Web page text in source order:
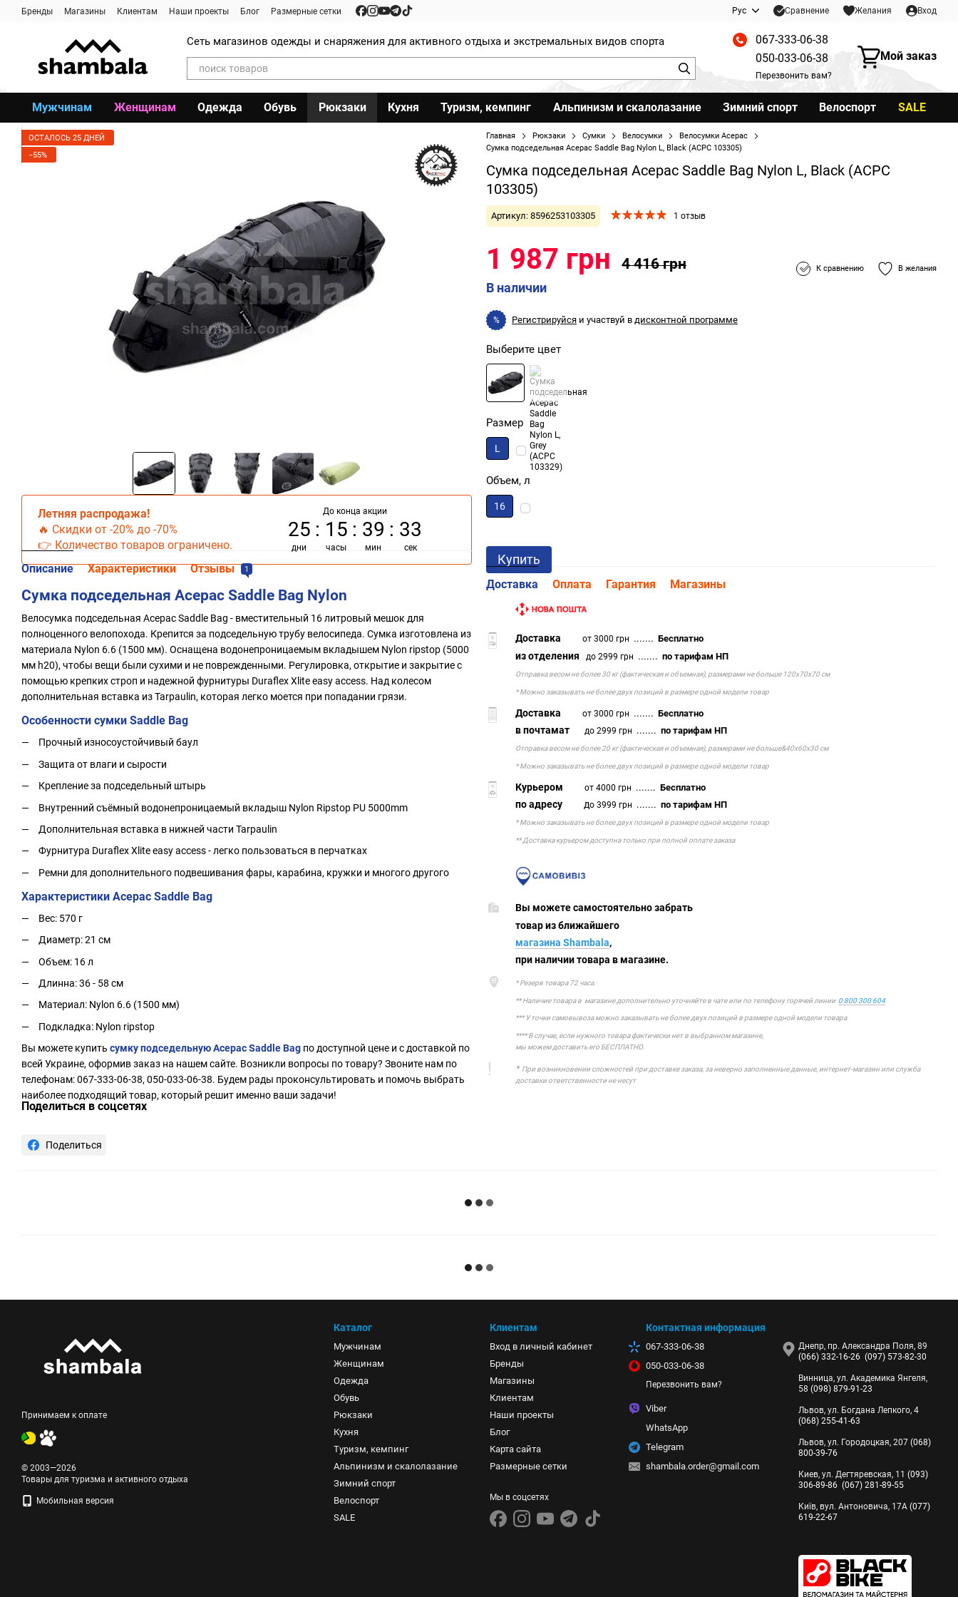
Перейти к основному контенту
Бренды Магазины Клиентам Наши проекты Блог Размерные сетки Рус Сравнение Желания Вход
Сеть магазинов одежды и снаряжения для активного отдыха и экстремальных видов спорта
067-333-06-38
050-033-06-38
Перезвонить вам?
Мой заказ
Мужчинам Женщинам Одежда Обувь Рюкзаки Кухня Туризм, кемпинг Альпинизм и скалолазание Зимний спорт Велоспорт SALE
ОСТАЛОСЬ 25 ДНЕЙ
−55%
Летняя распродажа!
🔥 Скидки от -20% до -70%
👉 Количество товаров ограничено.
До конца акции
25
дни
15
часы
39
мин
32
сек
Описание Характеристики Отзывы 1
Сумка подседельная Acepac Saddle Bag Nylon
Велосумка подседельная Acepac Saddle Bag - вместительный 16 литровый мешок для
полноценного велопохода. Крепится за подседельную трубу велосипеда. Сумка изготовлена из
материала Nylon 6.6 (1500 мм). Оснащена водонепроницаемым вкладышем Nylon ripstop (5000
мм h20), чтобы вещи были сухими и не поврежденными. Регулировка, открытие и закрытие с
помощью крепких строп и надежной фурнитуры Duraflex Xlite easy access. Над колесом
дополнительная вставка из Tarpaulin, которая легко моется при попадании грязи.
Особенности сумки Saddle Bag
Прочный износоустойчивый баул
Защита от влаги и сырости
Крепление за подседельный штырь
Внутренний съёмный водонепроницаемый вкладыш Nylon Ripstop PU 5000mm
Дополнительная вставка в нижней части Tarpaulin
Фурнитура Duraflex Xlite easy access - легко пользоваться в перчатках
Ремни для дополнительного подвешивания фары, карабина, кружки и многого другого
Характеристики Acepac Saddle Bag
Вес: 570 г
Диаметр: 21 см
Объем: 16 л
Длинна: 36 - 58 см
Материал: Nylon 6.6 (1500 мм)
Подкладка: Nylon ripstop
Вы можете купить сумку подседельную Acepac Saddle Bag по доступной цене и с доставкой по
всей Украине, оформив заказ на нашем сайте. Возникли вопросы по товару? Звоните нам по
телефонам: 067-333-06-38, 050-033-06-38. Будем рады проконсультировать и помочь выбрать
наиболее подходящий товар, который решит именно ваши задачи!
Поделиться в соцсетях
Поделиться
Главная Рюкзаки Сумки Велосумки
Велосумки Acepac
Сумка подседельная Acepac Saddle Bag Nylon L, Black (ACPC 103305)
Сумка подседельная Acepac Saddle Bag Nylon L, Black (ACPC
103305)
Артикул: 8596253103305 1 отзыв
1 987 грн 4 416 грн
В наличии
К сравнению В желания
% Регистрируйся и участвуй в дисконтной программе
Выберите цвет
Размер
L
Объем, л
16
Купить
Доставка Оплата Гарантия Магазины
Доставка от 3000 грн .......Бесплатно
из отделения до 2999 грн .......по тарифам НП
Отправка весом не более 30 кг (фактическая и объемная), размерами не больше 120х70х70 см
* Можно заказывать не более двух позиций в размере одной модели товар
Доставка от 3000 грн .......Бесплатно
в почтамат до 2999 грн .......по тарифам НП
Отправка весом не более 20 кг (фактическая и объемная), размерами не больше&40х60х30 см
* Можно заказывать не более двух позиций в размере одной модели товар
Курьером от 4000 грн .......Бесплатно
по адресу до 3999 грн .......по тарифам НП
* Можно заказывать не более двух позиций в размере одной модели товар
** Доставка курьером доступна только при полной оплате заказа
Вы можете самостоятельно забрать
товар из ближайшего
магазина Shambala,
при наличии товара в магазине.
* Резерв товара 72 часа.
** Наличие товара в магазине дополнительно уточняйте в чате или по телефону горячей линии 0 800 300 604
*** У точки самовывоза можно заказывать не более двух позиций в размере одной модели товара
**** В случае, если нужного товара фактически нет в выбранном магазине,
мы можем доставить его БЕСПЛАТНО.
*При возникновении сложностей при доставке заказа, за неверно заполненные данные, интернет-магазин или служба
доставки ответственности не несут
Принимаем к оплате
© 2003—2026
Товары для туризма и активного отдыха
Мобильная версия
Каталог
Мужчинам
Женщинам
Одежда
Обувь
Рюкзаки
Кухня
Туризм, кемпинг
Альпинизм и скалолазание
Зимний спорт
Велоспорт
SALE
Клиентам
Вход в личный кабинет
Бренды
Магазины
Клиентам
Наши проекты
Блог
Карта сайта
Размерные сетки
Мы в соцсетях
Контактная информация
067-333-06-38
050-033-06-38
Перезвонить вам?
Viber
WhatsApp
Telegram
shambala.order@gmail.com
Днепр, пр. Александра Поля, 89
(066) 332-16-26 (097) 573-82-30
Винница, ул. Академика Янгеля,
58 (098) 879-91-23
Львов, ул. Богдана Лепкого, 4
(068) 255-41-63
Львов, ул. Городоцкая, 207 (068)
800-39-76
Киев, ул. Дегтяревская, 11 (093)
306-89-86 (067) 281-89-55
Київ, вул. Антоновича, 17А (077)
619-22-67